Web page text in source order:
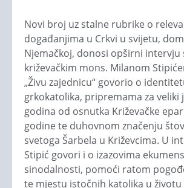
Novi broj uz stalne rubrike o
događanjima u Crkvi u svijetu,
Njemačkoj, donosi opširni intervju
križevačkim mons. Milanom
„Živu zajednicu“ govorio o
grkokatolika, pripremama za veliki
godina od osnutka Križevačke
godine te duhovnom značenju
svetoga Šarbela u Križevcima. U
Stipić govori i o izazovima
sinodalnosti, pomoći ratom
te mjestu istočnih katolika u životu